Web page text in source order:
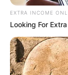
EXTRA INCOME
Looking For